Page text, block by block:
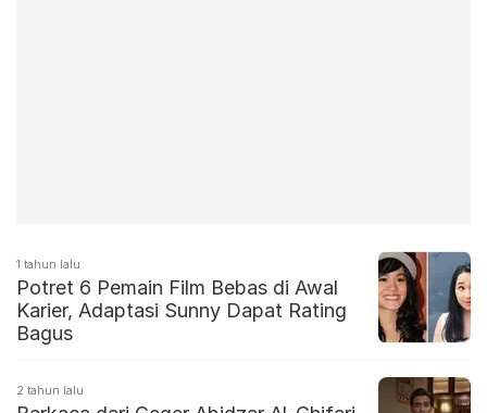
1 tahun lalu
Potret 6 Pemain Film Bebas di Awal
Karier, Adaptasi Sunny Dapat Rating
Bagus
2 tahun lalu